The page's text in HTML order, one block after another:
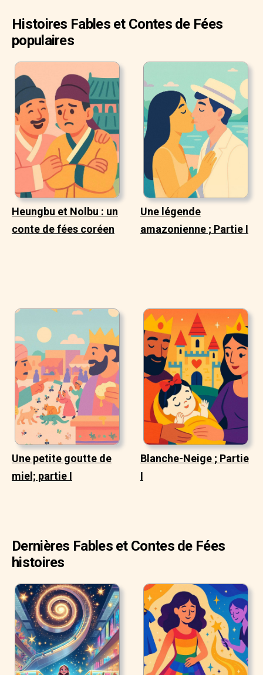
Histoires Fables et Contes de Fées
populaires
Heungbu et Nolbu : un
conte de fées coréen
Une légende
amazonienne ; Partie I
Une petite goutte de
miel; partie I
Blanche-Neige ; Partie
I
Dernières Fables et Contes de Fées
histoires